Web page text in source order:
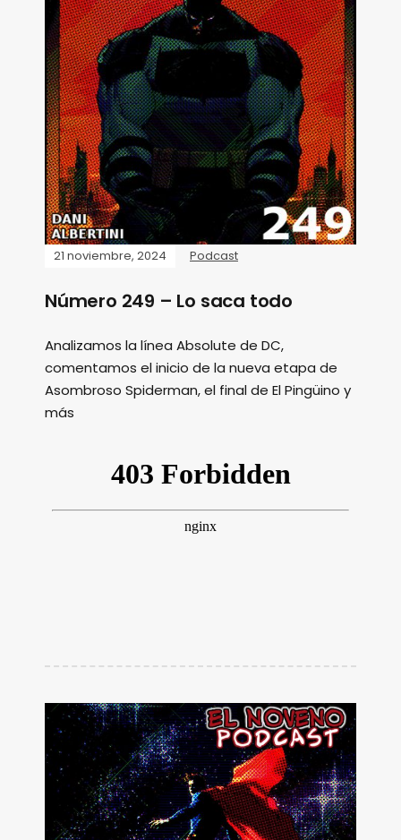
21 noviembre, 2024 Podcast
Número 249 – Lo saca todo
Analizamos la línea Absolute de DC,
comentamos el inicio de la nueva etapa de
Asombroso Spiderman, el final de El Pingüino y
más